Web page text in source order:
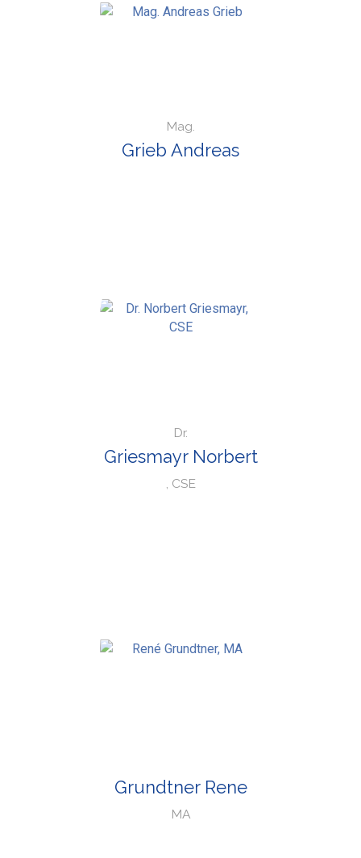
Mag.
Grieb Andreas
Dr.
Griesmayr Norbert
, CSE
Grundtner Rene
MA